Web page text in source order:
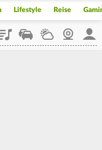
Lifestyle Reise
StaupilotWetterWebcam